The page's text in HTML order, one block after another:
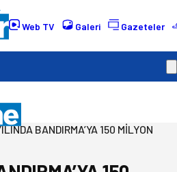
Web TV Galeri Gazeteler
BANDIRMA’YA 150 MİLYON